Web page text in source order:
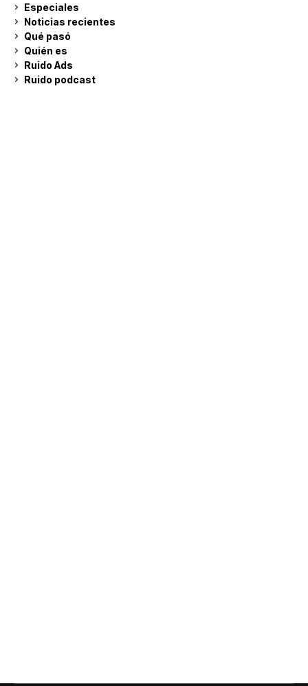
Especiales
Noticias recientes
Qué pasó
Quién es
Ruido Ads
Ruido podcast